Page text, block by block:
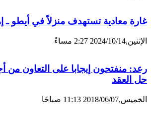
غارة معادية تستهدف منزلاً في أيطو ـ
الإثنين,2024/10/14 2:27 مساءً
رعد: منفتحون إيجابا على التعاون من
حل العقد
الخميس,2018/06/07 11:13 صباحًا